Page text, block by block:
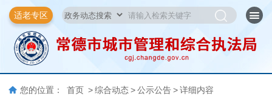
适老专区
您的位置： 首页 > 综合动态 > 公示公告 > 详细内容